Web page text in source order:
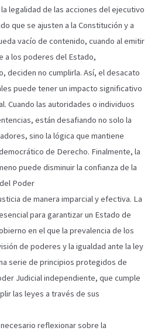
legalidad de las acciones del ejecutivo
que se ajusten a la Constitución y a
vacío de contenido, cuando al emitir
a los poderes del Estado,
deciden no cumplirla. Así, el desacato
puede tener un impacto significativo
Cuando las autoridades o individuos
están desafiando no solo la
sino la lógica que mantiene
de Derecho. Finalmente, la
puede disminuir la confianza de la
Poder
de manera imparcial y efectiva. La
para garantizar un Estado de
en el que la prevalencia de los
de poderes y la igualdad ante la ley
serie de principios protegidos de
Judicial independiente, que cumple
las leyes a través de sus
reflexionar sobre la